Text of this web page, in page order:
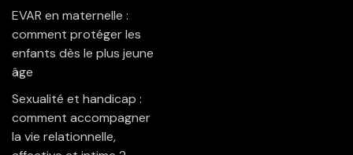
EVAR en maternelle :
comment protéger les
enfants dès le plus jeune
âge
Sexualité et handicap :
comment accompagner
la vie relationnelle,